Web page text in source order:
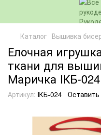
Каталог Вышивка
Елочная
ткани для
Маричка ІКБ-024
Артикул: ІКБ-024